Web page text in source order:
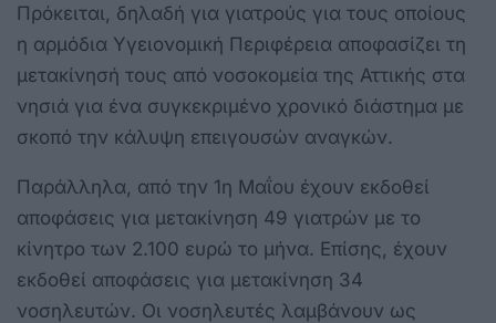
Πρόκειται, δηλαδή για γιατρούς για τους οποίους
η αρμόδια Υγειονομική Περιφέρεια αποφασίζει τη
μετακίνησή τους από νοσοκομεία της Αττικής στα
νησιά για ένα συγκεκριμένο χρονικό διάστημα με
σκοπό την κάλυψη επειγουσών αναγκών.
Παράλληλα, από την 1η Μαΐου έχουν εκδοθεί
αποφάσεις για μετακίνηση 49 γιατρών με το
κίνητρο των 2.100 ευρώ το μήνα. Επίσης, έχουν
εκδοθεί αποφάσεις για μετακίνηση 34
νοσηλευτών. Οι νοσηλευτές λαμβάνουν ως